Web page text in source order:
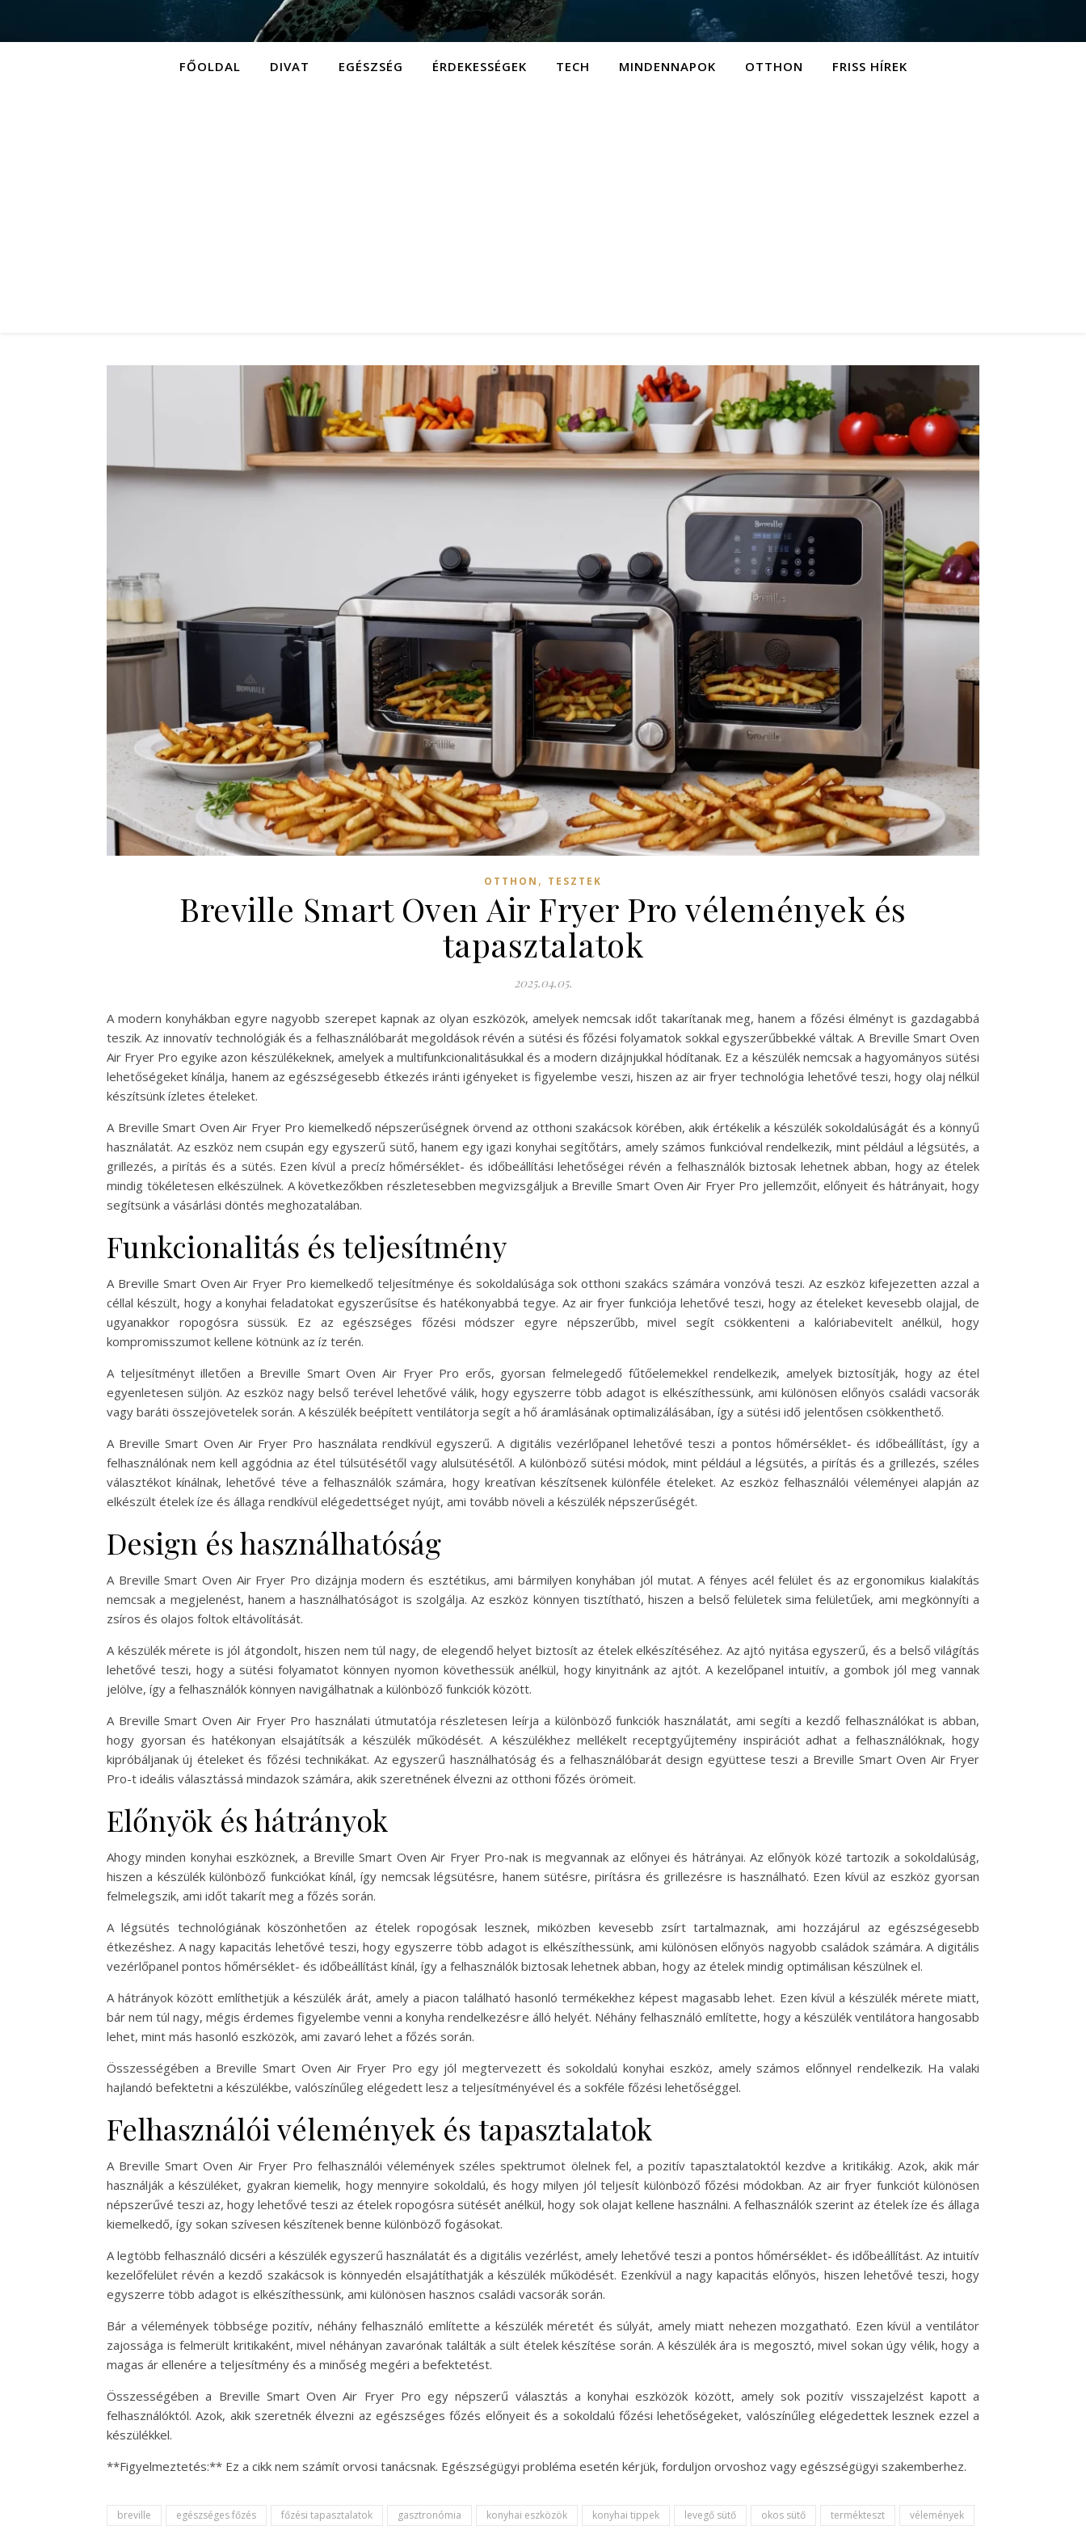
FŐOLDAL DIVAT EGÉSZSÉG ÉRDEKESSÉGEK TECH MINDENNAPOK OTTHON FRISS HÍREK
OTTHON , TESZTEK
Breville Smart Oven Air Fryer Pro vélemények és
tapasztalatok
2025.04.05.
A modern konyhákban egyre nagyobb szerepet kapnak az olyan eszközök, amelyek nemcsak időt takarítanak meg, hanem a főzési élményt is gazdagabbá
teszik. Az innovatív technológiák és a felhasználóbarát megoldások révén a sütési és főzési folyamatok sokkal egyszerűbbekké váltak. A Breville Smart Oven
Air Fryer Pro egyike azon készülékeknek, amelyek a multifunkcionalitásukkal és a modern dizájnjukkal hódítanak. Ez a készülék nemcsak a hagyományos sütési
lehetőségeket kínálja, hanem az egészségesebb étkezés iránti igényeket is figyelembe veszi, hiszen az air fryer technológia lehetővé teszi, hogy olaj nélkül
készítsünk ízletes ételeket.
A Breville Smart Oven Air Fryer Pro kiemelkedő népszerűségnek örvend az otthoni szakácsok körében, akik értékelik a készülék sokoldalúságát és a könnyű
használatát. Az eszköz nem csupán egy egyszerű sütő, hanem egy igazi konyhai segítőtárs, amely számos funkcióval rendelkezik, mint például a légsütés, a
grillezés, a pirítás és a sütés. Ezen kívül a precíz hőmérséklet- és időbeállítási lehetőségei révén a felhasználók biztosak lehetnek abban, hogy az ételek
mindig tökéletesen elkészülnek. A következőkben részletesebben megvizsgáljuk a Breville Smart Oven Air Fryer Pro jellemzőit, előnyeit és hátrányait, hogy
segítsünk a vásárlási döntés meghozatalában.
Funkcionalitás és teljesítmény
A Breville Smart Oven Air Fryer Pro kiemelkedő teljesítménye és sokoldalúsága sok otthoni szakács számára vonzóvá teszi. Az eszköz kifejezetten azzal a
céllal készült, hogy a konyhai feladatokat egyszerűsítse és hatékonyabbá tegye. Az air fryer funkciója lehetővé teszi, hogy az ételeket kevesebb olajjal, de
ugyanakkor ropogósra süssük. Ez az egészséges főzési módszer egyre népszerűbb, mivel segít csökkenteni a kalóriabevitelt anélkül, hogy
kompromisszumot kellene kötnünk az íz terén.
A teljesítményt illetően a Breville Smart Oven Air Fryer Pro erős, gyorsan felmelegedő fűtőelemekkel rendelkezik, amelyek biztosítják, hogy az étel
egyenletesen süljön. Az eszköz nagy belső terével lehetővé válik, hogy egyszerre több adagot is elkészíthessünk, ami különösen előnyös családi vacsorák
vagy baráti összejövetelek során. A készülék beépített ventilátorja segít a hő áramlásának optimalizálásában, így a sütési idő jelentősen csökkenthető.
A Breville Smart Oven Air Fryer Pro használata rendkívül egyszerű. A digitális vezérlőpanel lehetővé teszi a pontos hőmérséklet- és időbeállítást, így a
felhasználónak nem kell aggódnia az étel túlsütésétől vagy alulsütésétől. A különböző sütési módok, mint például a légsütés, a pirítás és a grillezés, széles
választékot kínálnak, lehetővé téve a felhasználók számára, hogy kreatívan készítsenek különféle ételeket. Az eszköz felhasználói véleményei alapján az
elkészült ételek íze és állaga rendkívül elégedettséget nyújt, ami tovább növeli a készülék népszerűségét.
Design és használhatóság
A Breville Smart Oven Air Fryer Pro dizájnja modern és esztétikus, ami bármilyen konyhában jól mutat. A fényes acél felület és az ergonomikus kialakítás
nemcsak a megjelenést, hanem a használhatóságot is szolgálja. Az eszköz könnyen tisztítható, hiszen a belső felületek sima felületűek, ami megkönnyíti a
zsíros és olajos foltok eltávolítását.
A készülék mérete is jól átgondolt, hiszen nem túl nagy, de elegendő helyet biztosít az ételek elkészítéséhez. Az ajtó nyitása egyszerű, és a belső világítás
lehetővé teszi, hogy a sütési folyamatot könnyen nyomon követhessük anélkül, hogy kinyitnánk az ajtót. A kezelőpanel intuitív, a gombok jól meg vannak
jelölve, így a felhasználók könnyen navigálhatnak a különböző funkciók között.
A Breville Smart Oven Air Fryer Pro használati útmutatója részletesen leírja a különböző funkciók használatát, ami segíti a kezdő felhasználókat is abban,
hogy gyorsan és hatékonyan elsajátítsák a készülék működését. A készülékhez mellékelt receptgyűjtemény inspirációt adhat a felhasználóknak, hogy
kipróbáljanak új ételeket és főzési technikákat. Az egyszerű használhatóság és a felhasználóbarát design együttese teszi a Breville Smart Oven Air Fryer
Pro-t ideális választássá mindazok számára, akik szeretnének élvezni az otthoni főzés örömeit.
Előnyök és hátrányok
Ahogy minden konyhai eszköznek, a Breville Smart Oven Air Fryer Pro-nak is megvannak az előnyei és hátrányai. Az előnyök közé tartozik a sokoldalúság,
hiszen a készülék különböző funkciókat kínál, így nemcsak légsütésre, hanem sütésre, pirításra és grillezésre is használható. Ezen kívül az eszköz gyorsan
felmelegszik, ami időt takarít meg a főzés során.
A légsütés technológiának köszönhetően az ételek ropogósak lesznek, miközben kevesebb zsírt tartalmaznak, ami hozzájárul az egészségesebb
étkezéshez. A nagy kapacitás lehetővé teszi, hogy egyszerre több adagot is elkészíthessünk, ami különösen előnyös nagyobb családok számára. A digitális
vezérlőpanel pontos hőmérséklet- és időbeállítást kínál, így a felhasználók biztosak lehetnek abban, hogy az ételek mindig optimálisan készülnek el.
A hátrányok között említhetjük a készülék árát, amely a piacon található hasonló termékekhez képest magasabb lehet. Ezen kívül a készülék mérete miatt,
bár nem túl nagy, mégis érdemes figyelembe venni a konyha rendelkezésre álló helyét. Néhány felhasználó említette, hogy a készülék ventilátora hangosabb
lehet, mint más hasonló eszközök, ami zavaró lehet a főzés során.
Összességében a Breville Smart Oven Air Fryer Pro egy jól megtervezett és sokoldalú konyhai eszköz, amely számos előnnyel rendelkezik. Ha valaki
hajlandó befektetni a készülékbe, valószínűleg elégedett lesz a teljesítményével és a sokféle főzési lehetőséggel.
Felhasználói vélemények és tapasztalatok
A Breville Smart Oven Air Fryer Pro felhasználói vélemények széles spektrumot ölelnek fel, a pozitív tapasztalatoktól kezdve a kritikákig. Azok, akik már
használják a készüléket, gyakran kiemelik, hogy mennyire sokoldalú, és hogy milyen jól teljesít különböző főzési módokban. Az air fryer funkciót különösen
népszerűvé teszi az, hogy lehetővé teszi az ételek ropogósra sütését anélkül, hogy sok olajat kellene használni. A felhasználók szerint az ételek íze és állaga
kiemelkedő, így sokan szívesen készítenek benne különböző fogásokat.
A legtöbb felhasználó dicséri a készülék egyszerű használatát és a digitális vezérlést, amely lehetővé teszi a pontos hőmérséklet- és időbeállítást. Az intuitív
kezelőfelület révén a kezdő szakácsok is könnyedén elsajátíthatják a készülék működését. Ezenkívül a nagy kapacitás előnyös, hiszen lehetővé teszi, hogy
egyszerre több adagot is elkészíthessünk, ami különösen hasznos családi vacsorák során.
Bár a vélemények többsége pozitív, néhány felhasználó említette a készülék méretét és súlyát, amely miatt nehezen mozgatható. Ezen kívül a ventilátor
zajossága is felmerült kritikaként, mivel néhányan zavarónak találták a sült ételek készítése során. A készülék ára is megosztó, mivel sokan úgy vélik, hogy a
magas ár ellenére a teljesítmény és a minőség megéri a befektetést.
Összességében a Breville Smart Oven Air Fryer Pro egy népszerű választás a konyhai eszközök között, amely sok pozitív visszajelzést kapott a
felhasználóktól. Azok, akik szeretnék élvezni az egészséges főzés előnyeit és a sokoldalú főzési lehetőségeket, valószínűleg elégedettek lesznek ezzel a
készülékkel.
**Figyelmeztetés:** Ez a cikk nem számít orvosi tanácsnak. Egészségügyi probléma esetén kérjük, forduljon orvoshoz vagy egészségügyi szakemberhez.
breville egészséges főzés főzési tapasztalatok gasztronómia konyhai eszközök konyhai tippek levegő sütő okos sütő termékteszt vélemények